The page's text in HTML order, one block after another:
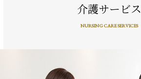
介護サービス
NURSING CARE SERVICES